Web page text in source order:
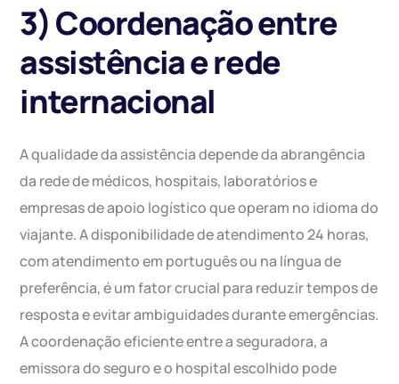
3) Coordenação entre
assistência e rede
internacional
A qualidade da assistência depende da abrangência
da rede de médicos, hospitais, laboratórios e
empresas de apoio logístico que operam no idioma do
viajante. A disponibilidade de atendimento 24 horas,
com atendimento em português ou na língua de
preferência, é um fator crucial para reduzir tempos de
resposta e evitar ambiguidades durante emergências.
A coordenação eficiente entre a seguradora, a
emissora do seguro e o hospital escolhido pode